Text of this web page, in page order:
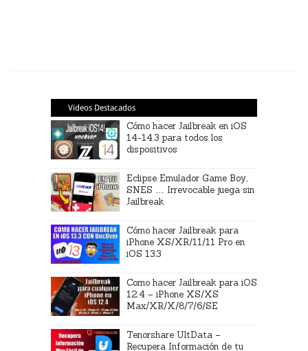
Videos Destacados
Cómo hacer Jailbreak en iOS
14-14.3 para todos los
dispositivos
Eclipse Emulador Game Boy,
SNES … Irrevocable juega sin
Jailbreak
Cómo hacer Jailbreak para
iPhone XS/XR/11/11 Pro en
iOS 13.3
Como hacer Jailbreak para iOS
12.4 – iPhone XS/XS
Max/XR/X/8/7/6/SE
Tenorshare UltData –
Recupera Información de tu